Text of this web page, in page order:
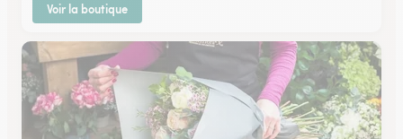
Voir la boutique